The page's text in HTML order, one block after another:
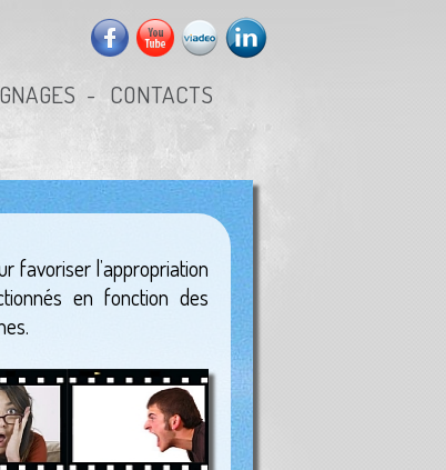
CONTACTS
favoriser l’appropriation
en fonction des